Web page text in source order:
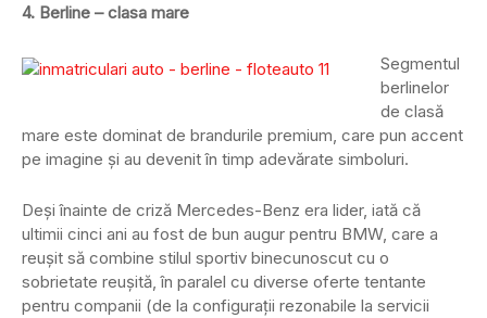
4. Berline – clasa mare
Segmentul
berlinelor
de clasă
mare este dominat de brandurile premium, care pun accent
pe imagine și au devenit în timp adevărate simboluri.
Deși înainte de criză Mercedes-Benz era lider, iată că
ultimii cinci ani au fost de bun augur pentru BMW, care a
reușit să combine stilul sportiv binecunoscut cu o
sobrietate reușită, în paralel cu diverse oferte tentante
pentru companii (de la configurații rezonabile la servicii